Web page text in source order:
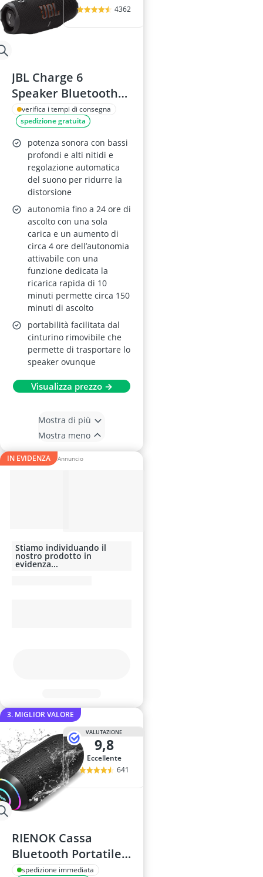
4362
JBL Charge 6
Speaker Bluetooth
Wireless, Nero
verifica i tempi di consegna
spedizione gratuita
potenza sonora con bassi
profondi e alti nitidi e
regolazione automatica
del suono per ridurre la
distorsione
autonomia fino a 24 ore di
ascolto con una sola
carica e un aumento di
circa 4 ore dell’autonomia
attivabile con una
funzione dedicata la
ricarica rapida di 10
minuti permette circa 150
minuti di ascolto
portabilità facilitata dal
cinturino rimovibile che
permette di trasportare lo
speaker ovunque
Visualizza prezzo →
Mostra di più
Mostra meno
IN EVIDENZA
Stiamo individuando il
nostro prodotto in
evidenza...
3. MIGLIOR VALORE
VALUTAZIONE
9,8
Eccellente
641
RIENOK Cassa
Bluetooth Portatile
40W IPX7,
spedizione immediata